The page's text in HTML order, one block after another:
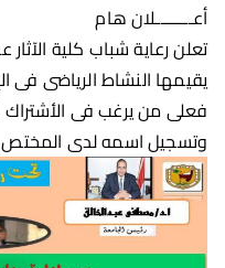
أعــــــــلان هام
تعلن رعاية شباب كلية
يقيمها النشاط الرياضى فى
فعلى من يرغب فى الأشتراك
وتسجيل اسمه لدى المختص